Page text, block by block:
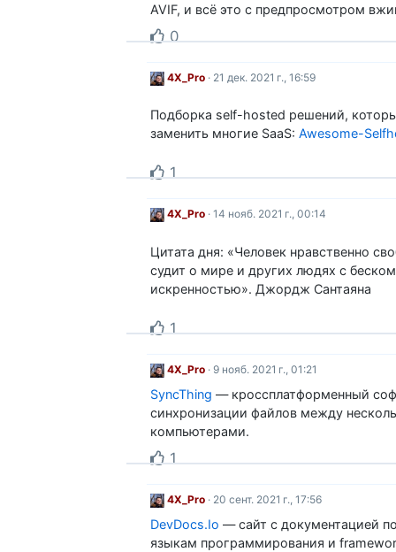
AVIF, и всё это с предпросмотром
0
4X_Pro · 21 дек. 2021 г., 16:59
Подборка self-hosted решений,
заменить многие SaaS: Awesome-
1
4X_Pro · 14 нояб. 2021 г., 00:14
Цитата дня: «Человек нравственно
судит о мире и других людях с
искренностью». Джордж Сантаяна
1
4X_Pro · 9 нояб. 2021 г., 01:21
SyncThing — кроссплатформенный
синхронизации файлов между
компьютерами.
1
4X_Pro · 20 сент. 2021 г., 17:56
DevDocs.Io — сайт с документацией
языкам программирования и